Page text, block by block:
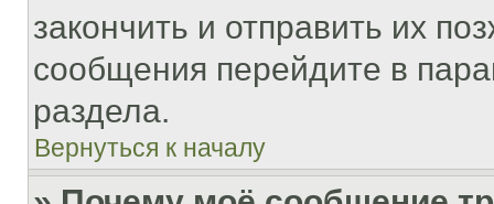
закончить и отправить их
сообщения перейдите в
раздела.
Вернуться к началу